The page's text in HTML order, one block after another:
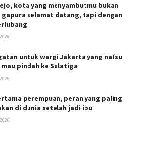
kota yang menyambutmu bukan
gapura selamat datang, tapi dengan
untuk wargi Jakarta yang nafsu
pindah ke Salatiga
perempuan, peran yang paling
di dunia setelah jadi ibu